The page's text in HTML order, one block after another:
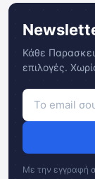
Κάθε
επιλογές.
Με την εγγραφή